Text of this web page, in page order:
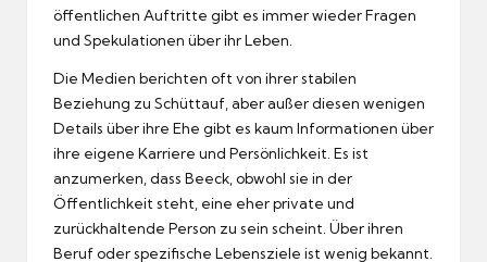
öffentlichen Auftritte gibt es immer wieder Fragen
und Spekulationen über ihr Leben.
Die Medien berichten oft von ihrer stabilen
Beziehung zu Schüttauf, aber außer diesen wenigen
Details über ihre Ehe gibt es kaum Informationen über
ihre eigene Karriere und Persönlichkeit. Es ist
anzumerken, dass Beeck, obwohl sie in der
Öffentlichkeit steht, eine eher private und
zurückhaltende Person zu sein scheint. Über ihren
Beruf oder spezifische Lebensziele ist wenig bekannt.